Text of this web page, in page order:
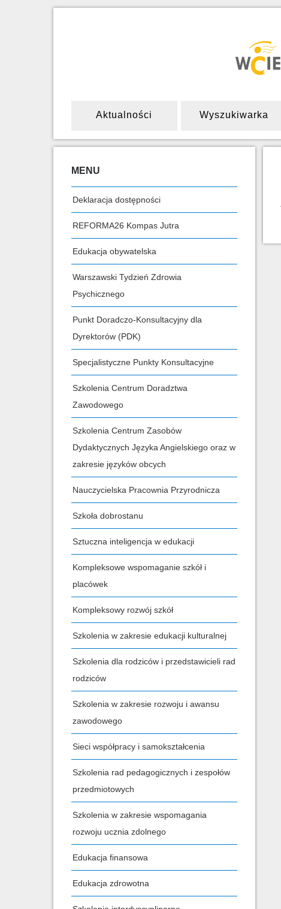
Aktualności Wyszukiwarka
MENU
Deklaracja dostępności
REFORMA26 Kompas Jutra
Edukacja obywatelska
Warszawski Tydzień Zdrowia
Psychicznego
Punkt Doradczo-Konsultacyjny dla
Dyrektorów (PDK)
Specjalistyczne Punkty Konsultacyjne
Szkolenia Centrum Doradztwa
Zawodowego
Szkolenia Centrum Zasobów
Dydaktycznych Języka Angielskiego oraz w
zakresie języków obcych
Nauczycielska Pracownia Przyrodnicza
Szkoła dobrostanu
Sztuczna inteligencja w edukacji
Kompleksowe wspomaganie szkół i
placówek
Kompleksowy rozwój szkół
Szkolenia w zakresie edukacji kulturalnej
Szkolenia dla rodziców i przedstawicieli rad
rodziców
Szkolenia w zakresie rozwoju i awansu
zawodowego
Sieci współpracy i samokształcenia
Szkolenia rad pedagogicznych i zespołów
przedmiotowych
Szkolenia w zakresie wspomagania
rozwoju ucznia zdolnego
Edukacja finansowa
Edukacja zdrowotna